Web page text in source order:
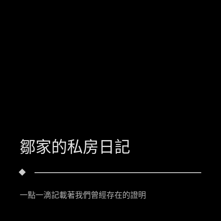
鄒家的私房日記
一點一滴記載著我們曾經存在的證明